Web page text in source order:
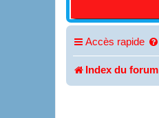
Accès rapide
Index du forum